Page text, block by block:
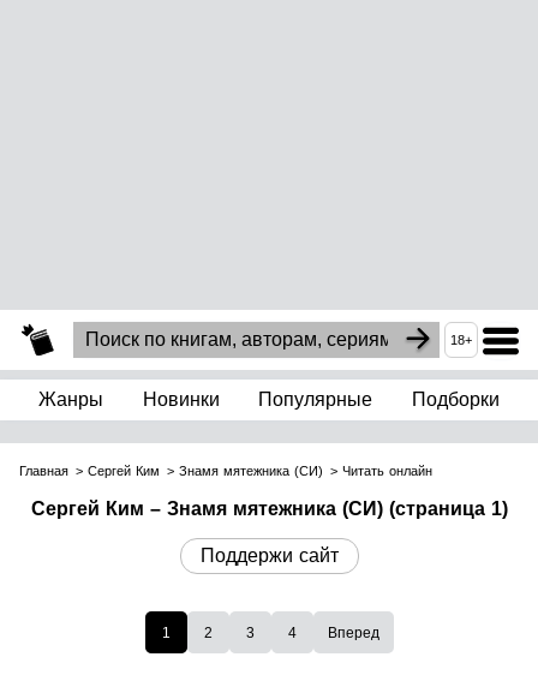
18+
Жанры Новинки Популярные Подборки
Главная Сергей Ким Знамя мятежника (СИ) Читать онлайн
Сергей Ким – Знамя мятежника (СИ) (страница 1)
Поддержи сайт
1 2 3 4 Вперед